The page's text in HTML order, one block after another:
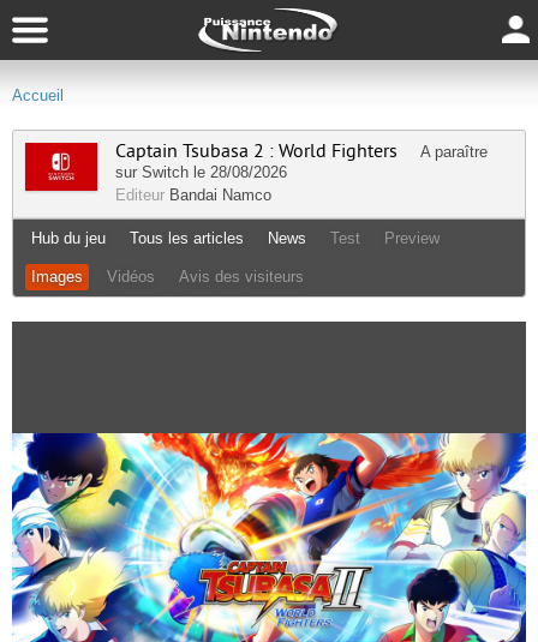
Accueil
Captain Tsubasa 2 : World Fighters
A paraître
sur Switch le 28/08/2026
Editeur Bandai Namco
Hub du jeu Tous les articles News Test Preview
Images Vidéos Avis des visiteurs